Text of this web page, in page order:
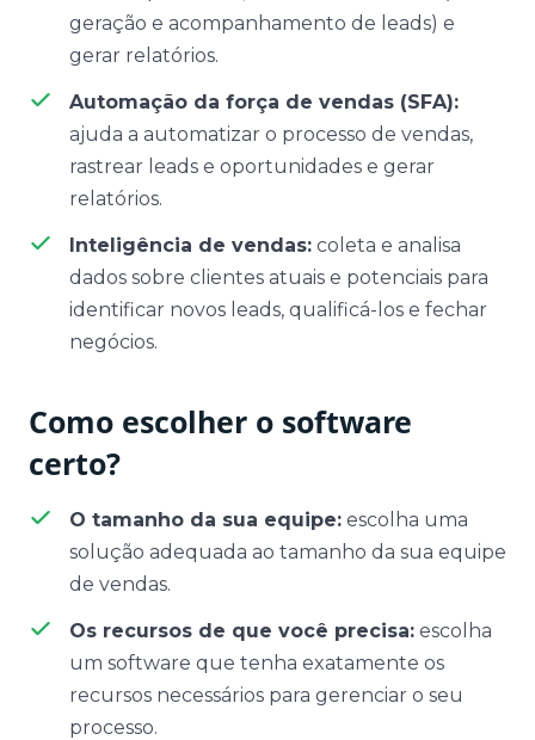
geração e acompanhamento de leads) e
gerar relatórios.
Automação da força de vendas (SFA):
ajuda a automatizar o processo de vendas,
rastrear leads e oportunidades e gerar
relatórios.
Inteligência de vendas: coleta e analisa
dados sobre clientes atuais e potenciais para
identificar novos leads, qualificá-los e fechar
negócios.
Como escolher o software
certo?
O tamanho da sua equipe: escolha uma
solução adequada ao tamanho da sua equipe
de vendas.
Os recursos de que você precisa: escolha
um software que tenha exatamente os
recursos necessários para gerenciar o seu
processo.